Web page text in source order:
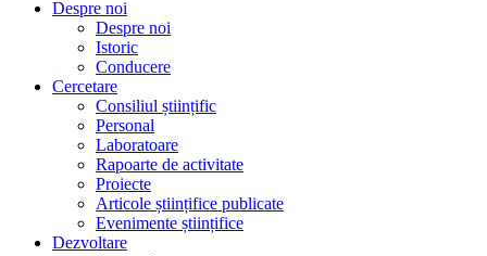
Informatii de interes public
Structura organizatorica
State de functii
Lista functiilor platite din fonduri publice SCDVV
BUJORU
Regulament de organizare si functionare
Regulament intern
Buget de venituri si cheltuieli
Execuție bugetara
Achiziții publice
Declarații de avere si interese
Bilant
Legea 544/2001